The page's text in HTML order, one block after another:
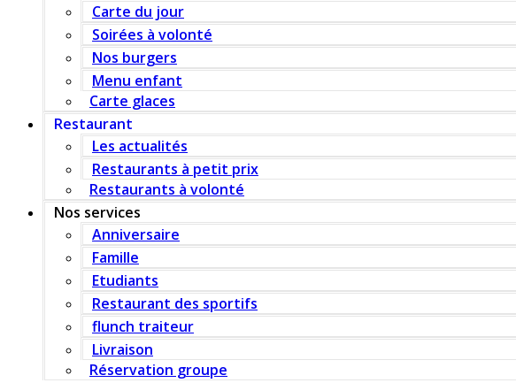
Carte du jour
Soirées à volonté
Nos burgers
Menu enfant
Carte glaces
Restaurant
Les actualités
Restaurants à petit prix
Restaurants à volonté
Nos services
Anniversaire
Famille
Etudiants
Restaurant des sportifs
flunch traiteur
Livraison
Réservation groupe